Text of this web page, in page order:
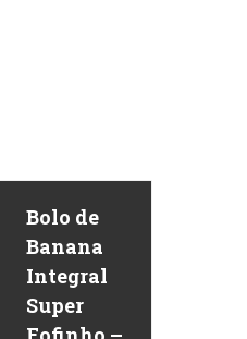
Bolo de
Banana
Integral
Super